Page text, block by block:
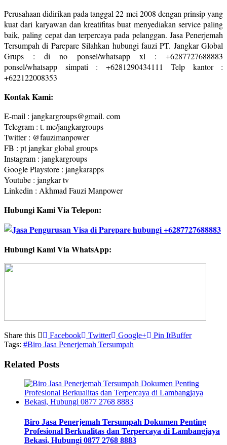
Perusahaan didirikan pada tanggal 22 mei 2008 dengan prinsip yang
kuat dari karyawan dan kreatifitas buat menyediakan service paling
baik, paling cepat dan terpercaya pada pelanggan. Jasa Penerjemah
Tersumpah di Parepare Silahkan hubungi fauzi PT. Jangkar Global
Grups : di no ponsel/whatsapp xl : +6287727688883
ponsel/whatsapp simpati : +6281290434111 Telp kantor :
+622122008353
Kontak Kami:
E-mail : jangkargroups@gmail. com
Telegram : t. me/jangkargroups
Twitter : @fauzimanpower
FB : pt jangkar global groups
Instagram : jangkargroups
Google Playstore : jangkarapps
Youtube : jangkar tv
Linkedin : Akhmad Fauzi Manpower
Hubungi Kami Via Telepon:
Hubungi Kami Via WhatsApp:
Share this Facebook Twitter Google+ Pin ItBuffer
Tags: #Biro Jasa Penerjemah Tersumpah
Related Posts
Biro Jasa Penerjemah Tersumpah Dokumen Penting
Profesional Berkualitas dan Terpercaya di Lambangjaya
Bekasi, Hubungi 0877 2768 8883